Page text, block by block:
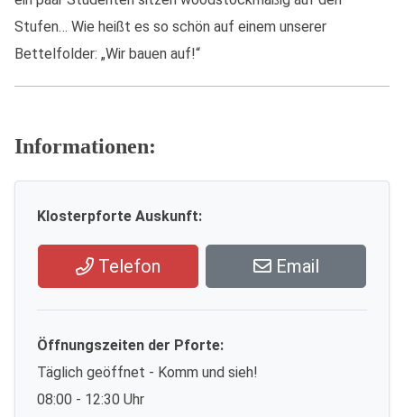
Stufen… Wie heißt es so schön auf einem unserer
Bettelfolder: „Wir bauen auf!“
Informationen:
Klosterpforte Auskunft:
Telefon Email
Öffnungszeiten der Pforte:
Täglich geöffnet - Komm und sieh!
08:00 - 12:30 Uhr